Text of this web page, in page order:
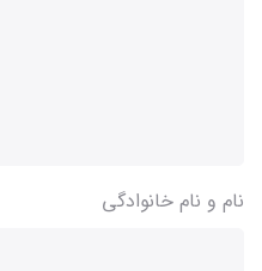
نام و نام خانوادگی